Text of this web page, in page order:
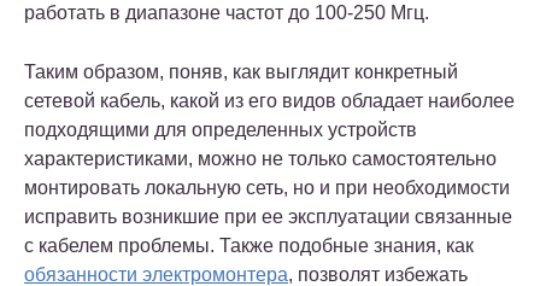
работать в диапазоне частот до 100-250 Мгц.
Таким образом, поняв, как выглядит конкретный
сетевой кабель, какой из его видов обладает наиболее
подходящими для определенных устройств
характеристиками, можно не только самостоятельно
монтировать локальную сеть, но и при необходимости
исправить возникшие при ее эксплуатации связанные
с кабелем проблемы. Также подобные знания, как
обязанности электромонтера, позволят избежать